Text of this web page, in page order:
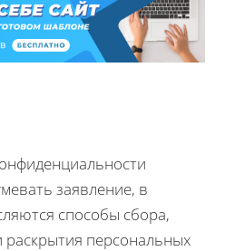
заявление, в
способы сбора,
раскрытия персональных